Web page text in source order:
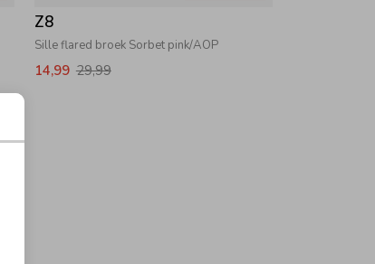
Z8
Sille flared broek Sorbet pink/AOP
14,99 29,99